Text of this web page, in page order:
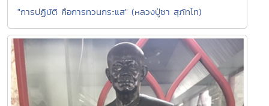
"การปฏิบัติ คือการทวนกระแส" (หลวงปู่ชา สุภัทโท)